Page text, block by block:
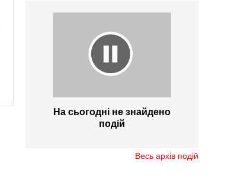
На сьогодні не знайдено
подій
Весь архів подій